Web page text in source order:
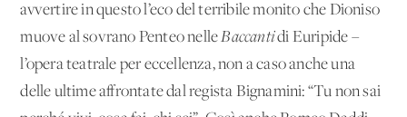
avvertire in questo l’eco del terribile monito che Dioniso
muove al sovrano Penteo nelleBaccantidi Euripide –
l’opera teatrale per eccellenza, non a caso anche una
delle ultime affrontate dal regista Bignamini: “Tu non sai